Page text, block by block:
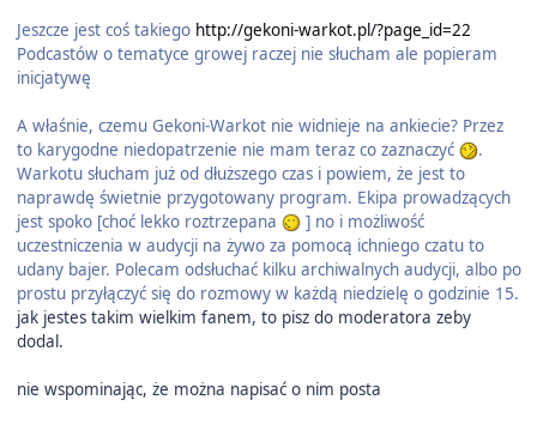
Jeszcze jest coś takiego http://gekoni-warkot.pl/?page_id=22
Podcastów o tematyce growej raczej nie słucham ale popieram
inicjatywę
A właśnie, czemu Gekoni-Warkot nie widnieje na ankiecie? Przez
to karygodne niedopatrzenie nie mam teraz co zaznaczyć
.
Warkotu słucham już od dłuższego czas i powiem, że jest to
naprawdę świetnie przygotowany program. Ekipa prowadzących
jest spoko [choć lekko roztrzepana
] no i możliwość
uczestniczenia w audycji na żywo za pomocą ichniego czatu to
udany bajer. Polecam odsłuchać kilku archiwalnych audycji, albo po
prostu przyłączyć się do rozmowy w każdą niedzielę o godzinie 15.
jak jestes takim wielkim fanem, to pisz do moderatora zeby
dodal.
nie wspominając, że można napisać o nim posta